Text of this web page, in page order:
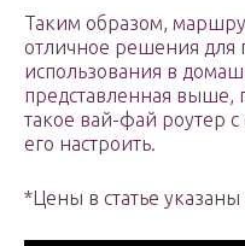
Таким образом,
отличное решения для
использования в
представленная выше,
такое вай-фай роутер
его настроить.
*Цены в статье